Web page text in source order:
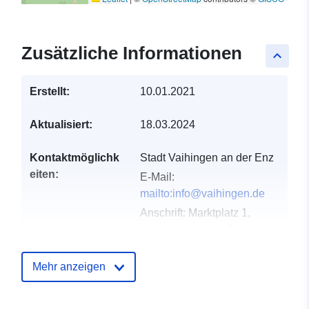
keyboard_arrow_up
Zusätzliche Informationen
Erstellt: 10.01.2021
Aktualisiert: 18.03.2024
Kontaktmöglichk
eiten:
Stadt Vaihingen an der Enz
E-Mail:
mailto:info@vaihingen.de
Anschrift: Marktplatz 1,
Mehr anzeigen